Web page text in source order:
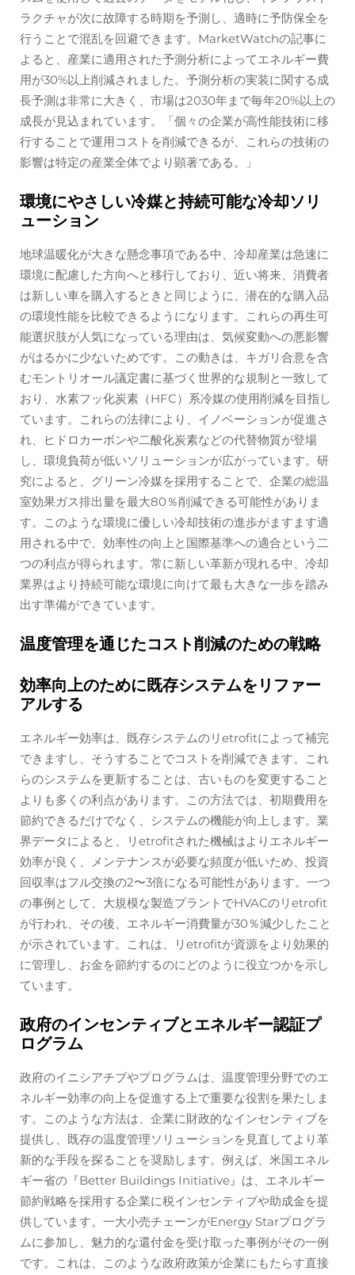
ラクチャが次に故障する時期を予測し、適時に予防保全を
行うことで混乱を回避できます。MarketWatchの記事に
よると、産業に適用された予測分析によってエネルギー費
用が30%以上削減されました。予測分析の実装に関する成
長予測は非常に大きく、市場は2030年まで毎年20%以上の
成長が見込まれています。「個々の企業が高性能技術に移
行することで運用コストを削減できるが、これらの技術の
影響は特定の産業全体でより顕著である。」
環境にやさしい冷媒と持続可能な冷却ソリ
ューション
地球温暖化が大きな懸念事項である中、冷却産業は急速に
環境に配慮した方向へと移行しており、近い将来、消費者
は新しい車を購入するときと同じように、潜在的な購入品
の環境性能を比較できるようになります。これらの再生可
能選択肢が人気になっている理由は、気候変動への悪影響
がはるかに少ないためです。この動きは、キガリ合意を含
むモントリオール議定書に基づく世界的な規制と一致して
おり、水素フッ化炭素（HFC）系冷媒の使用削減を目指し
ています。これらの法律により、イノベーションが促進さ
れ、ヒドロカーボンや二酸化炭素などの代替物質が登場
し、環境負荷が低いソリューションが広がっています。研
究によると、グリーン冷媒を採用することで、企業の総温
室効果ガス排出量を最大80％削減できる可能性がありま
す。このような環境に優しい冷却技術の進歩がますます適
用される中で、効率性の向上と国際基準への適合という二
つの利点が得られます。常に新しい革新が現れる中、冷却
業界はより持続可能な環境に向けて最も大きな一歩を踏み
出す準備ができています。
温度管理を通じたコスト削減のための戦略
効率向上のために既存システムをリファー
アルする
エネルギー効率は、既存システムのリetrofitによって補完
できますし、そうすることでコストを削減できます。これ
らのシステムを更新することは、古いものを変更すること
よりも多くの利点があります。この方法では、初期費用を
節約できるだけでなく、システムの機能が向上します。業
界データによると、リetrofitされた機械はよりエネルギー
効率が良く、メンテナンスが必要な頻度が低いため、投資
回収率はフル交換の2〜3倍になる可能性があります。一つ
の事例として、大規模な製造プラントでHVACのリetrofit
が行われ、その後、エネルギー消費量が30％減少したこと
が示されています。これは、リetrofitが資源をより効果的
に管理し、お金を節約するのにどのように役立つかを示し
ています。
政府のインセンティブとエネルギー認証プ
ログラム
政府のイニシアチブやプログラムは、温度管理分野でのエ
ネルギー効率の向上を促進する上で重要な役割を果たしま
す。このような方法は、企業に財政的なインセンティブを
提供し、既存の温度管理ソリューションを見直してより革
新的な手段を探ることを奨励します。例えば、米国エネル
ギー省の『Better Buildings Initiative』は、エネルギー
節約戦略を採用する企業に税インセンティブや助成金を提
供しています。一大小売チェーンがEnergy Starプログラ
ムに参加し、魅力的な還付金を受け取った事例がその一例
です。これは、このような政府政策が企業にもたらす直接